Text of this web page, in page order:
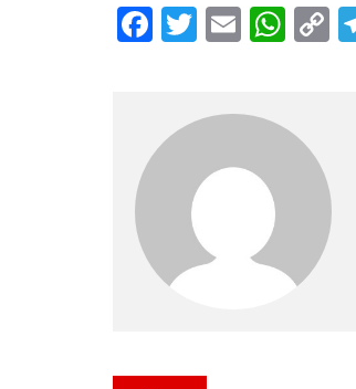
F
e
b
k
T
er
E
l
W
s
C
n
k